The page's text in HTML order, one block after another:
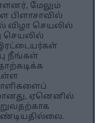
மேலும்
பிளாசாவில்
விழா செயலில்
செயலில்
நீங்கள்
ஏனெனில்